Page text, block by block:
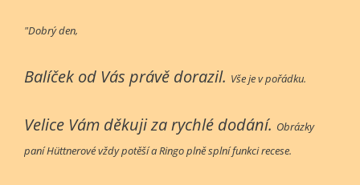
"Dobrý den,
Balíček od Vás právě dorazil. Vše je v pořádku.
Velice Vám děkuji za rychlé dodání. Obrázky
paní Hüttnerové vždy potěší a Ringo plně splní funkci recese.